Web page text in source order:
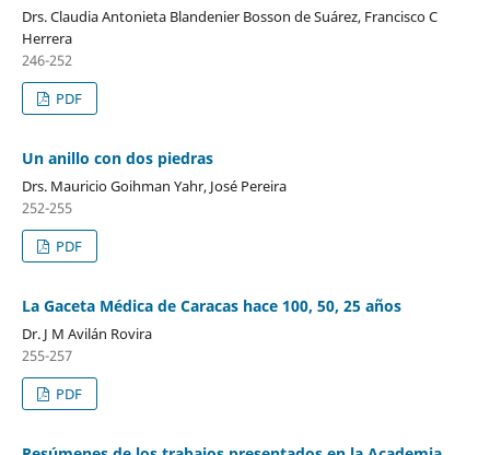
Drs. Claudia Antonieta Blandenier Bosson de Suárez, Francisco C
Herrera
246-252
PDF
Un anillo con dos piedras
Drs. Mauricio Goihman Yahr, José Pereira
252-255
PDF
La Gaceta Médica de Caracas hace 100, 50, 25 años
Dr. J M Avilán Rovira
255-257
PDF